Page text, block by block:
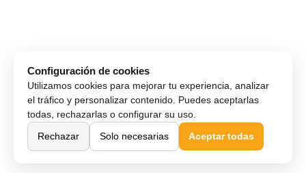
Configuración de cookies
Utilizamos cookies para mejorar tu experiencia, analizar
el tráfico y personalizar contenido. Puedes aceptarlas
todas, rechazarlas o configurar su uso.
Rechazar
Solo necesarias Aceptar todas